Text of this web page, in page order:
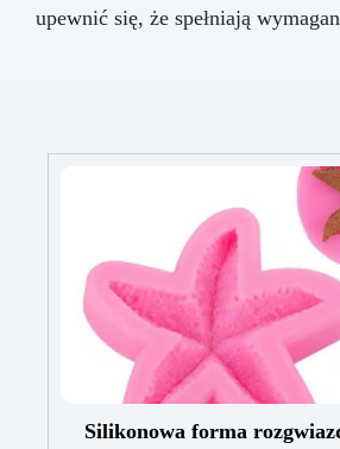
upewnić się, że spełniają
Silikonowa forma